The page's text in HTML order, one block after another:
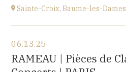
Sainte-Croix, Baume-les-
EHPAD du Centre hospitalier
1 avenue du Président Kennedy,
06.13.25
RAMEAU | Pièces de